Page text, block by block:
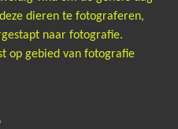
dieren te fotograferen,
naar fotografie.
op gebied van fotografie